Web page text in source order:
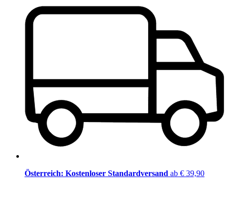
Österreich: Kostenloser Standardversand ab € 39,90